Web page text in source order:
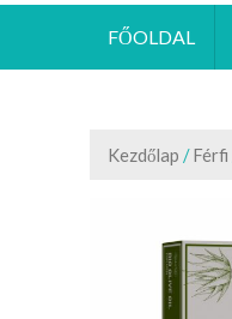
FŐOLDAL
Kezdőlap /Férfi